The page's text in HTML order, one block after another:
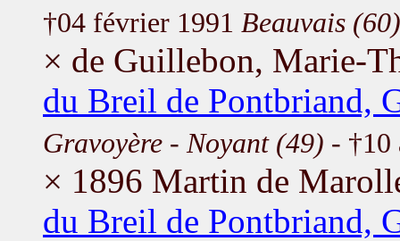
†04 février 1991 Beauvais (60)
× de Guillebon, Marie-
du Breil de Pontbriand,
Gravoyère - Noyant (49) - †10
× 1896 Martin de
du Breil de Pontbriand,